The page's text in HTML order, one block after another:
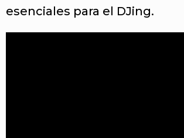
esenciales para el DJing.